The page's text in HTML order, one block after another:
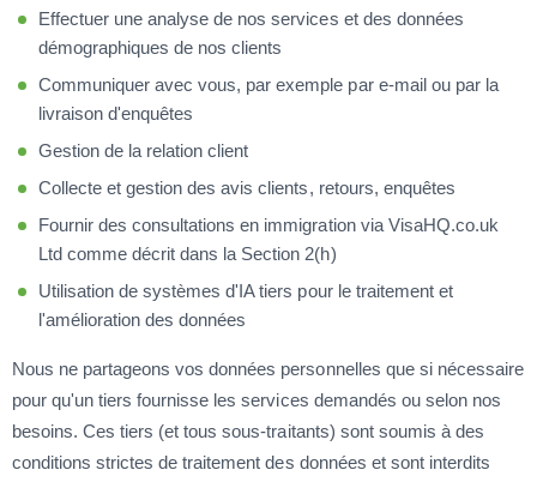
Effectuer une analyse de nos services et des données
démographiques de nos clients
Communiquer avec vous, par exemple par e-mail ou par la
livraison d'enquêtes
Gestion de la relation client
Collecte et gestion des avis clients, retours, enquêtes
Fournir des consultations en immigration via VisaHQ.co.uk
Ltd comme décrit dans la Section 2(h)
Utilisation de systèmes d'IA tiers pour le traitement et
l'amélioration des données
Nous ne partageons vos données personnelles que si nécessaire
pour qu'un tiers fournisse les services demandés ou selon nos
besoins. Ces tiers (et tous sous-traitants) sont soumis à des
conditions strictes de traitement des données et sont interdits